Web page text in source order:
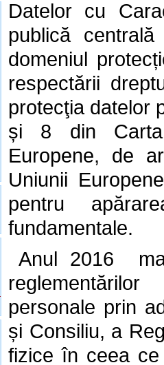
Datelor cu
publică
domeniul
respectării
protecţia datelor
și 8 din Carta
Europene, de
Uniunii
pentru
fundamentale.
Anul 2016
personale prin
și Consiliu, a
fizice în ceea